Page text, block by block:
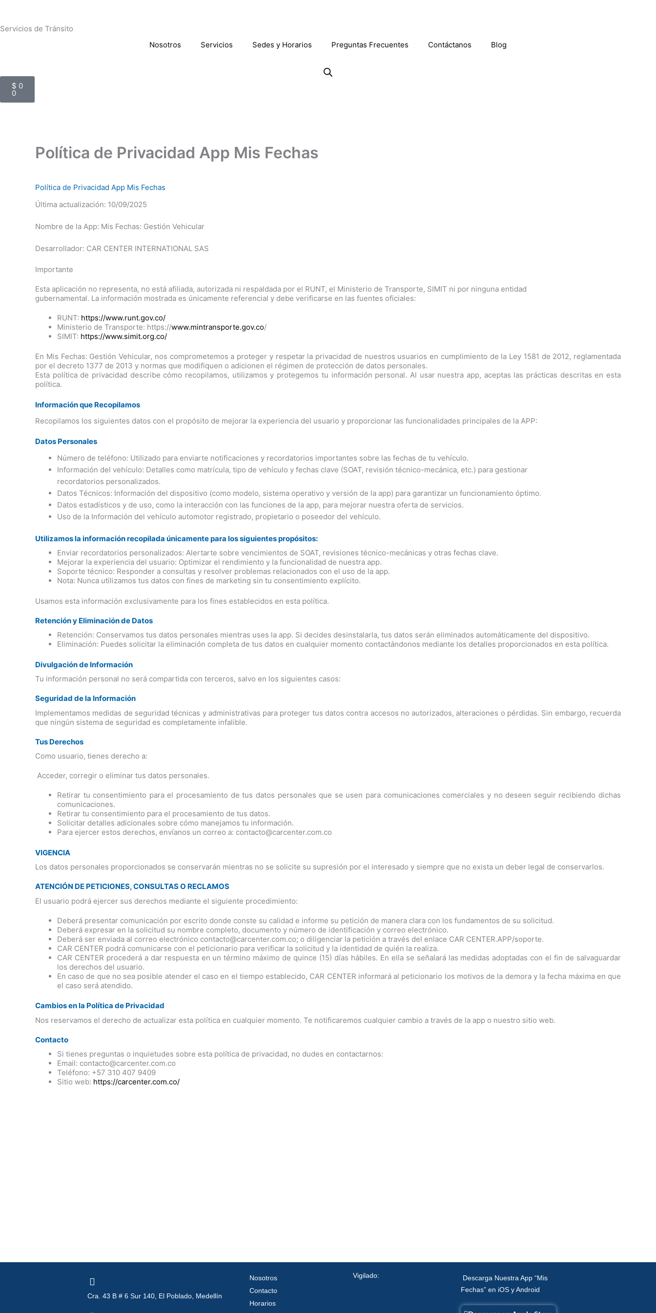
contenido
Servicios de Tránsito
Nosotros
Servicios Sedes y Horarios Preguntas Frecuentes Contáctanos Blog
$ 0
0
Cart
Política de Privacidad App Mis Fechas
Política de Privacidad App Mis Fechas
Última actualización: 10/09/2025
Nombre de la App: Mis Fechas: Gestión Vehicular
Desarrollador: CAR CENTER INTERNATIONAL SAS
Importante
Esta aplicación no representa, no está afiliada, autorizada ni respaldada por el RUNT, el Ministerio de Transporte, SIMIT ni por ninguna entidad
gubernamental. La información mostrada es únicamente referencial y debe verificarse en las fuentes oficiales:
RUNT: https://www.runt.gov.co/
Ministerio de Transporte: https://www.mintransporte.gov.co/
SIMIT: https://www.simit.org.co/
En Mis Fechas: Gestión Vehicular, nos comprometemos a proteger y respetar la privacidad de nuestros usuarios en cumplimiento de la Ley 1581 de 2012, reglamentada
por el decreto 1377 de 2013 y normas que modifiquen o adicionen el régimen de protección de datos personales.
Esta política de privacidad describe cómo recopilamos, utilizamos y protegemos tu información personal. Al usar nuestra app, aceptas las prácticas descritas en esta
política.
Información que Recopilamos
Recopilamos los siguientes datos con el propósito de mejorar la experiencia del usuario y proporcionar las funcionalidades principales de la APP:
Datos Personales
Número de teléfono: Utilizado para enviarte notificaciones y recordatorios importantes sobre las fechas de tu vehículo.
Información del vehículo: Detalles como matrícula, tipo de vehículo y fechas clave (SOAT, revisión técnico-mecánica, etc.) para gestionar
recordatorios personalizados.
Datos Técnicos: Información del dispositivo (como modelo, sistema operativo y versión de la app) para garantizar un funcionamiento óptimo.
Datos estadísticos y de uso, como la interacción con las funciones de la app, para mejorar nuestra oferta de servicios.
Uso de la Información del vehículo automotor registrado, propietario o poseedor del vehículo.
Utilizamos la información recopilada únicamente para los siguientes propósitos:
Enviar recordatorios personalizados: Alertarte sobre vencimientos de SOAT, revisiones técnico-mecánicas y otras fechas clave.
Mejorar la experiencia del usuario: Optimizar el rendimiento y la funcionalidad de nuestra app.
Soporte técnico: Responder a consultas y resolver problemas relacionados con el uso de la app.
Nota: Nunca utilizamos tus datos con fines de marketing sin tu consentimiento explícito.
Usamos esta información exclusivamente para los fines establecidos en esta política.
Retención y Eliminación de Datos
Retención: Conservamos tus datos personales mientras uses la app. Si decides desinstalarla, tus datos serán eliminados automáticamente del dispositivo.
Eliminación: Puedes solicitar la eliminación completa de tus datos en cualquier momento contactándonos mediante los detalles proporcionados en esta política.
Divulgación de Información
Tu información personal no será compartida con terceros, salvo en los siguientes casos:
Seguridad de la Información
Implementamos medidas de seguridad técnicas y administrativas para proteger tus datos contra accesos no autorizados, alteraciones o pérdidas. Sin embargo, recuerda
que ningún sistema de seguridad es completamente infalible.
Tus Derechos
Como usuario, tienes derecho a:
Acceder, corregir o eliminar tus datos personales.
Retirar tu consentimiento para el procesamiento de tus datos personales que se usen para comunicaciones comerciales y no deseen seguir recibiendo dichas
comunicaciones.
Retirar tu consentimiento para el procesamiento de tus datos.
Solicitar detalles adicionales sobre cómo manejamos tu información.
Para ejercer estos derechos, envíanos un correo a: contacto@carcenter.com.co
VIGENCIA
Los datos personales proporcionados se conservarán mientras no se solicite su supresión por el interesado y siempre que no exista un deber legal de conservarlos.
ATENCIÓN DE PETICIONES, CONSULTAS O RECLAMOS
El usuario podrá ejercer sus derechos mediante el siguiente procedimiento:
Deberá presentar comunicación por escrito donde conste su calidad e informe su petición de manera clara con los fundamentos de su solicitud.
Deberá expresar en la solicitud su nombre completo, documento y número de identificación y correo electrónico.
Deberá ser enviada al correo electrónico contacto@carcenter.com.co; o diligenciar la petición a través del enlace CAR CENTER.APP/soporte.
CAR CENTER podrá comunicarse con el peticionario para verificar la solicitud y la identidad de quién la realiza.
CAR CENTER procederá a dar respuesta en un término máximo de quince (15) días hábiles. En ella se señalará las medidas adoptadas con el fin de salvaguardar
los derechos del usuario.
En caso de que no sea posible atender el caso en el tiempo establecido, CAR CENTER informará al peticionario los motivos de la demora y la fecha máxima en que
el caso será atendido.
Cambios en la Política de Privacidad
Nos reservamos el derecho de actualizar esta política en cualquier momento. Te notificaremos cualquier cambio a través de la app o nuestro sitio web.
Contacto
Si tienes preguntas o inquietudes sobre esta política de privacidad, no dudes en contactarnos:
Email: contacto@carcenter.com.co
Teléfono: +57 310 407 9409
Sitio web: https://carcenter.com.co/
Cra. 43 B # 6 Sur 140, El Poblado, Medellín
Nosotros
Contacto
Horarios
Vigilado:
Descarga Nuestra App “Mis
Fechas” en iOS y Android